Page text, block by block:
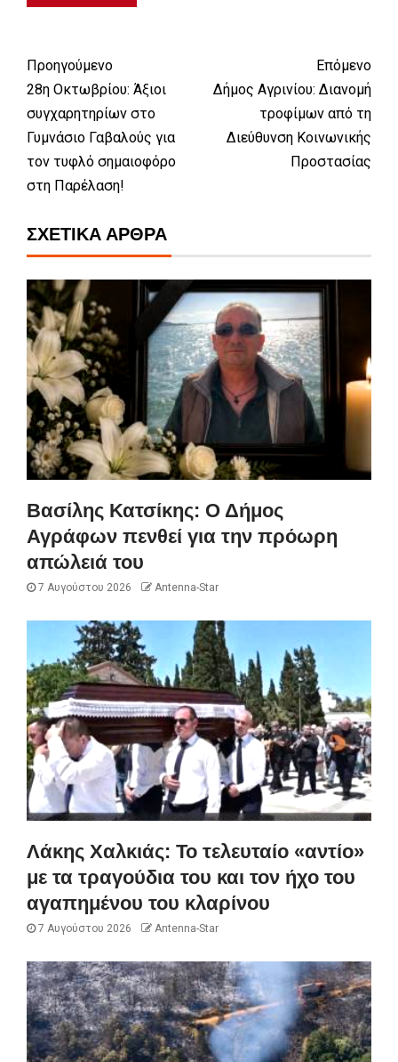
Προηγούμενο
28η Οκτωβρίου: Άξιοι
συγχαρητηρίων στο
Γυμνάσιο Γαβαλούς για
τον τυφλό σημαιοφόρο
στη Παρέλαση!
Επόμενο
Δήμος Αγρινίου: Διανομή
τροφίμων από τη
Διεύθυνση Κοινωνικής
Προστασίας
ΣΧΕΤΙΚΆ ΆΡΘΡΑ
Βασίλης Κατσίκης: Ο Δήμος
Αγράφων πενθεί για την πρόωρη
απώλειά του
7 Αυγούστου 2026 Antenna-Star
Λάκης Χαλκιάς: Το τελευταίο «αντίο»
με τα τραγούδια του και τον ήχο του
αγαπημένου του κλαρίνου
7 Αυγούστου 2026 Antenna-Star